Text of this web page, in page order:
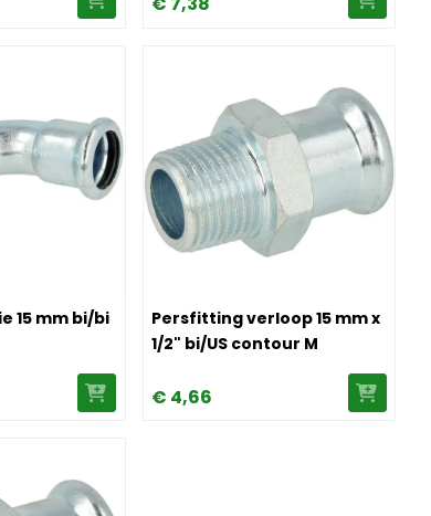
knie 15 mm bi/bi contour M
15 mm bi/bi
Image Persfitting verloop 15 mm x
Persfitting verloop 15 mm x
1/2" bi/US contour M
€ 4,66